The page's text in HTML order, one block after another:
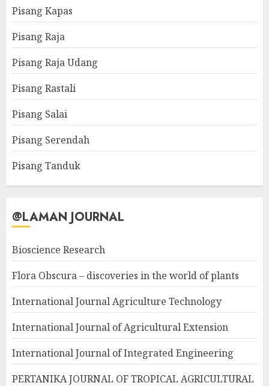
Pisang Kapas
Pisang Raja
Pisang Raja Udang
Pisang Rastali
Pisang Salai
Pisang Serendah
Pisang Tanduk
@LAMAN JOURNAL
Bioscience Research
Flora Obscura – discoveries in the world of plants
International Journal Agriculture Technology
International Journal of Agricultural Extension
International Journal of Integrated Engineering
PERTANIKA JOURNAL OF TROPICAL AGRICULTURAL